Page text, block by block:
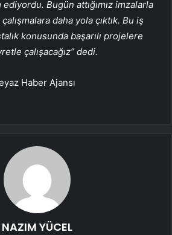
ediyordu. Bugün attığımız imzalarla
daha yola çıktık. Bu iş
konusunda başarılı projelere
çalışacağız” dedi.
Haber Ajansı
NAZIM YÜCEL